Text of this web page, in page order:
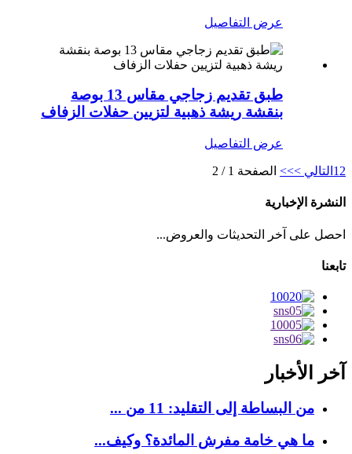
عرض التفاصيل
طبق تقديم زجاجي مقاس 13 بوصة
بنقشة ريشة ذهبية لتزيين حفلات الزفاف
عرض التفاصيل
1 2 التالي >>> الصفحة 1 / 2
النشرة الإخبارية
احصل على آخر التحديثات والعروض...
تابعنا
آخر الأخبار
من البساطة إلى التقليد: 11 من ...
ما هي خامة مفرش المائدة؟ وكيف...